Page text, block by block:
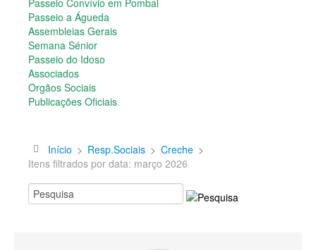
Contactos
Passeio Convívio em Pombal
Passeio a Águeda
Assembleias Gerais
Semana Sénior
Passeio do Idoso
Associados
Orgãos Sociais
Publicações Oficiais
Início > Resp.Sociais > Creche >
Itens filtrados por data: março 2026